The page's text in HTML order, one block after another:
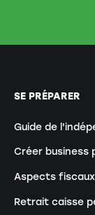
SE PRÉPARER
Guide de
Créer business
Aspects fiscaux
Retrait caisse